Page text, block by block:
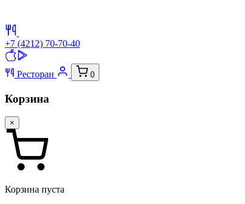
+7 (4212) 70-70-40
Ресторан 0
Корзина
×
Корзина пуста